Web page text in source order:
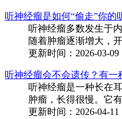
听神经瘤是如何“偷走”你的
听神经瘤多数发生于
随着肿瘤逐渐增大，
更新时间：2026-03-09
听神经瘤会不会遗传？有一
听神经瘤是一种长在
肿瘤，长得很慢。它
更新时间：2026-04-11